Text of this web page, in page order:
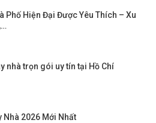
Phố Hiện Đại Được Yêu Thích – Xu
nhà trọn gói uy tín tại Hồ Chí
Nhà 2026 Mới Nhất